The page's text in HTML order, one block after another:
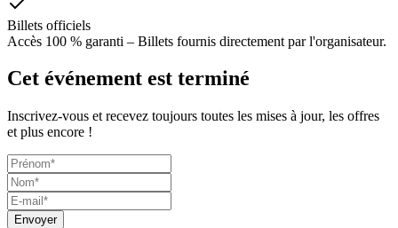
Billets officiels
Accès 100 % garanti – Billets fournis directement par l'organisateur.
Cet événement est terminé
Inscrivez-vous et recevez toujours toutes les mises à jour, les offres
et plus encore !
Envoyer